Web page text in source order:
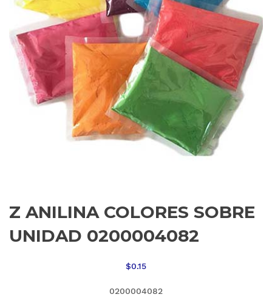
Z ANILINA COLORES SOBRE
UNIDAD 0200004082
$0.15
0200004082